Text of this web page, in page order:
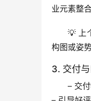
业元素整
💡 上
构图或姿
3. 交付
– 交